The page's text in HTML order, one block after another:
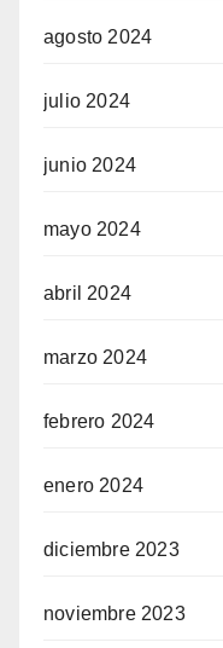
agosto 2024
julio 2024
junio 2024
mayo 2024
abril 2024
marzo 2024
febrero 2024
enero 2024
diciembre 2023
noviembre 2023